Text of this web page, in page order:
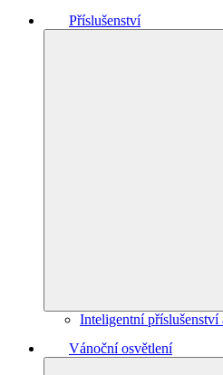
Příslušenství
Inteligentní příslušenství
Vánoční osvětlení